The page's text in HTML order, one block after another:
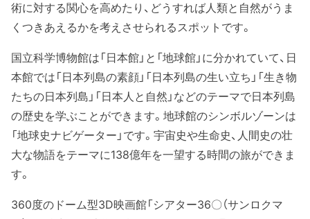
術に対する関心を高めたり、どうすれば人類と自然がうま
くつきあえるかを考えさせられるスポットです。
国立科学博物館は「日本館」と「地球館」に分かれていて、日
本館では「日本列島の素顔」「日本列島の生い立ち」「生き物
たちの日本列島」「日本人と自然」などのテーマで日本列島
の歴史を学ぶことができます。地球館のシンボルゾーンは
「地球史ナビゲーター」です。宇宙史や生命史、人間史の壮
大な物語をテーマに138億年を一望する時間の旅ができま
す。
360度のドーム型3D映画館「シアター36〇（サンロクマ